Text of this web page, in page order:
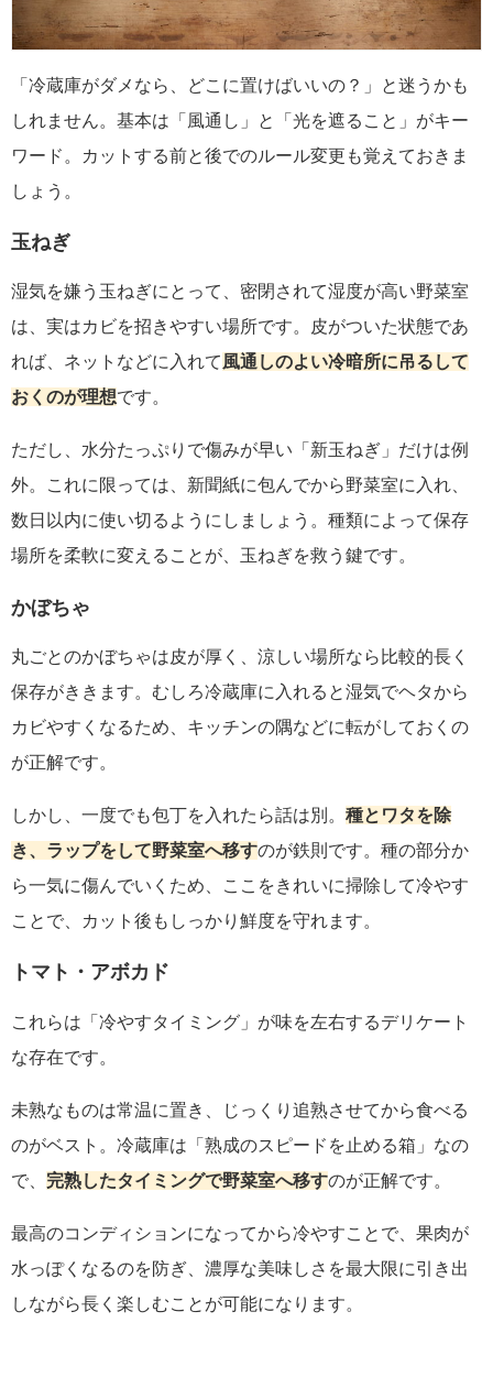
「冷蔵庫がダメなら、どこに置けばいいの？」と迷うかも
しれません。基本は「風通し」と「光を遮ること」がキー
ワード。カットする前と後でのルール変更も覚えておきま
しょう。
玉ねぎ
湿気を嫌う玉ねぎにとって、密閉されて湿度が高い野菜室
は、実はカビを招きやすい場所です。皮がついた状態であ
れば、ネットなどに入れて風通しのよい冷暗所に吊るして
おくのが理想です。
ただし、水分たっぷりで傷みが早い「新玉ねぎ」だけは例
外。これに限っては、新聞紙に包んでから野菜室に入れ、
数日以内に使い切るようにしましょう。種類によって保存
場所を柔軟に変えることが、玉ねぎを救う鍵です。
かぼちゃ
丸ごとのかぼちゃは皮が厚く、涼しい場所なら比較的長く
保存がききます。むしろ冷蔵庫に入れると湿気でヘタから
カビやすくなるため、キッチンの隅などに転がしておくの
が正解です。
しかし、一度でも包丁を入れたら話は別。 種とワタを除
き、ラップをして野菜室へ移すのが鉄則です。種の部分か
ら一気に傷んでいくため、ここをきれいに掃除して冷やす
ことで、カット後もしっかり鮮度を守れます。
トマト・アボカド
これらは「冷やすタイミング」が味を左右するデリケート
な存在です。
未熟なものは常温に置き、じっくり追熟させてから食べる
のがベスト。冷蔵庫は「熟成のスピードを止める箱」なの
で、 完熟したタイミングで野菜室へ移すのが正解です。
最高のコンディションになってから冷やすことで、果肉が
水っぽくなるのを防ぎ、濃厚な美味しさを最大限に引き出
しながら長く楽しむことが可能になります。